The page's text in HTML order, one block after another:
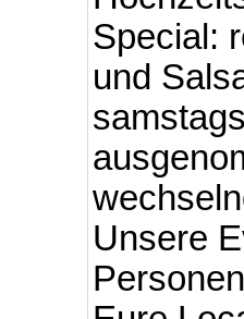
Special:
und
Unsere